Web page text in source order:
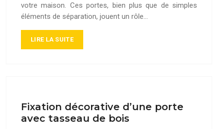
votre maison. Ces portes, bien plus que de simples
éléments de séparation, jouent un rôle…
LIRE LA SUITE
Fixation décorative d’une porte
avec tasseau de bois